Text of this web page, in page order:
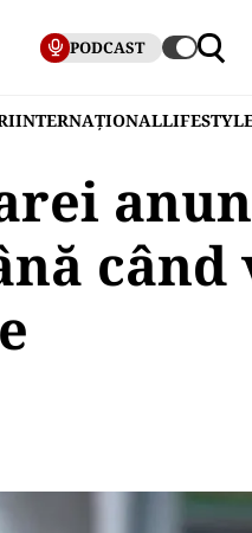
PODCAST
INTERNAȚIONAL
când